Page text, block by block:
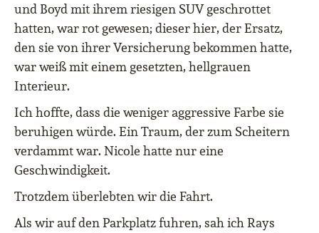
und Boyd mit ihrem riesigen SUV geschrottet
hatten, war rot gewesen; dieser hier, der Ersatz,
den sie von ihrer Versicherung bekommen hatte,
war weiß mit einem gesetzten, hellgrauen
Interieur.
Ich hoffte, dass die weniger aggressive Farbe sie
beruhigen würde. Ein Traum, der zum Scheitern
verdammt war. Nicole hatte nur eine
Geschwindigkeit.
Trotzdem überlebten wir die Fahrt.
Als wir auf den Parkplatz fuhren, sah ich Rays